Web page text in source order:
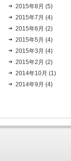
2015年8月 (5)
2015年7月 (4)
2015年6月 (2)
2015年5月 (4)
2015年3月 (4)
2015年2月 (2)
2014年10月 (1)
2014年9月 (4)